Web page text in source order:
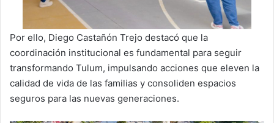
Por ello, Diego Castañón Trejo destacó que la
coordinación institucional es fundamental para seguir
transformando Tulum, impulsando acciones que eleven la
calidad de vida de las familias y consoliden espacios
seguros para las nuevas generaciones.